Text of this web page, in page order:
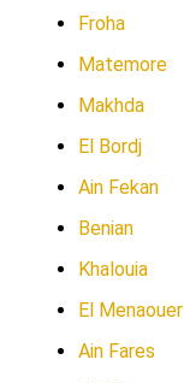
Froha
Matemore
Makhda
El Bordj
Ain Fekan
Benian
Khalouia
El Menaouer
Ain Fares